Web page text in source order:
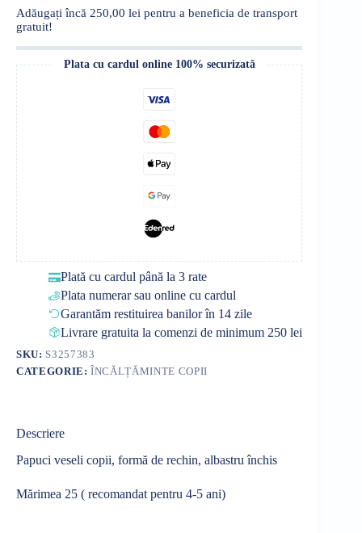
închis
Adăugați încă 250,00 lei pentru a beneficia de transport
gratuit!
Plata cu cardul online 100% securizată
Plată cu cardul până la 3 rate
Plata numerar sau online cu cardul
Garantăm restituirea banilor în 14 zile
Livrare gratuita la comenzi de minimum 250 lei
SKU: S3257383
CATEGORIE:ÎNCĂLȚĂMINTE COPII
Descriere
Papuci veseli copii, formă de rechin, albastru închis
Mărimea 25 ( recomandat pentru 4-5 ani)